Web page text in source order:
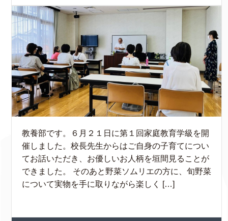
教養部です。６月２１日に第１回家庭教育学級を開
催しました。校長先生からはご自身の子育てについ
てお話いただき、お優しいお人柄を垣間見ることが
できました。 そのあと野菜ソムリエの方に、旬野菜
について実物を手に取りながら楽しく […]